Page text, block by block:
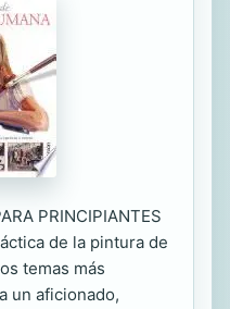
PRINCIPIANTES
de la pintura de
temas más
un aficionado,